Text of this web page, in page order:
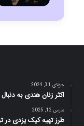
جولای 31, 2024
اکثر زنان هندی به
مارس 12, 2025
طرز تهیه کیک یزدی در